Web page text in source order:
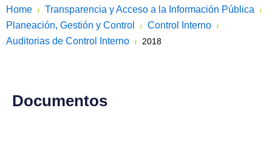
Home / Transparencia y Acceso a la Información Pública /
Planeación, Gestión y Control / Control Interno /
Auditorias de Control Interno / 2018
Documentos